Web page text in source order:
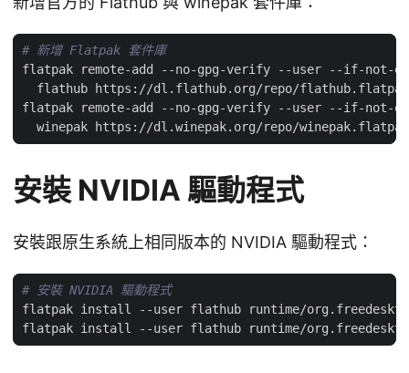
# 新增 Flatpak 套件庫
flatpak remote-add --no-gpg-verify --user --if-not-
flatpak remote-add --no-gpg-verify --user --if-not-
安裝 NVIDIA 驅動程式
安裝跟原生系統上相同版本的 NVIDIA 驅動程式：
# 安裝 NVIDIA 驅動程式